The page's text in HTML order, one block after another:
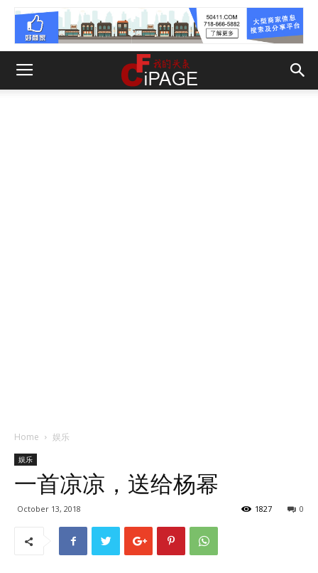
Home 娱乐
娱乐
一首凉凉，送给杨幂
October 13, 2018 0
1827